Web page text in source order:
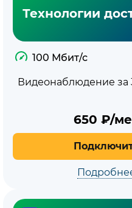
Технологии
100 Мбит/с
Видеонаблюдение за
650 ₽/